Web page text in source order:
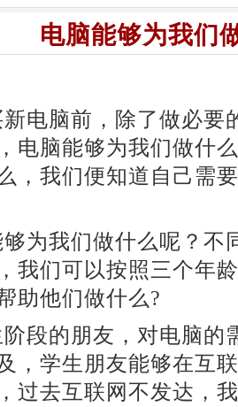
电脑能够为我们
电脑前，除了做必要
电脑能够为我们做什
，我们便知道自己需
为我们做什么呢？不
我们可以按照三个年
助他们做什么?
段的朋友，对电脑的
，学生朋友能够在互
过去互联网不发达，